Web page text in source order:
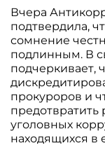
Вчера
подтвердила,
сомнение
подлинным. В
подчеркивает,
прокуроров и
предотвратить
уголовных
находящихся в